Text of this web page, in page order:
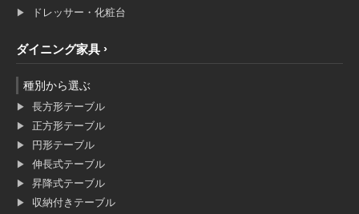
ドレッサー・化粧台
ダイニング家具
種別から選ぶ
長方形テーブル
正方形テーブル
円形テーブル
伸長式テーブル
昇降式テーブル
収納付きテーブル